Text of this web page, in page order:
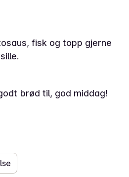
fisk og topp gjerne
brød til, god middag!